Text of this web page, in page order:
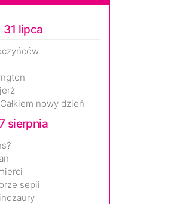
31 lipca
nowy dzień
sierpnia
sepii